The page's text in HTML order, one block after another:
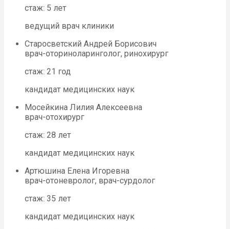
стаж: 5 лет
ведущий врач клиники
Старосветский Андрей Борисович
врач-оториноларинголог, ринохирург
стаж: 21 год
кандидат медицинских наук
Мосейкина Лилия Алексеевна
врач-отохирург
стаж: 28 лет
кандидат медицинских наук
Артюшина Елена Игоревна
врач-отоневролог, врач-сурдолог
стаж: 35 лет
кандидат медицинских наук